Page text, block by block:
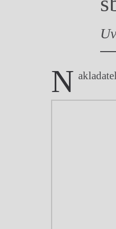
Výroční
N